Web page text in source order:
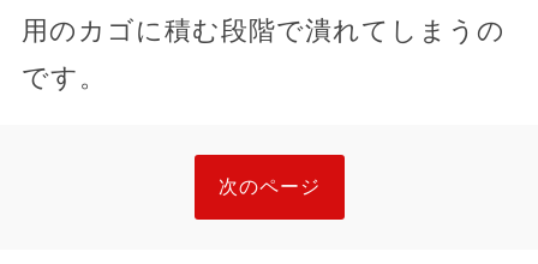
用のカゴに積む段階で潰れてしまうの
です。
次のページ